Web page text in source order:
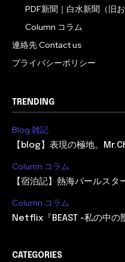
PDF新聞｜白水新聞（旧お
Column コラム
連絡先 Contact us
プライバシーポリシー
TRENDING
Blog 雑記
【blog】表現の極地。
Column コラム
【宿泊記】熱海パールスタ
Column コラム
Netflix『BEAST -私の中の
CATEGORIES